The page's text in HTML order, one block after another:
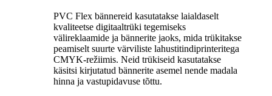
PVC Flex bännereid kasutatakse laialdaselt
kvaliteetse digitaaltrüki tegemiseks
välireklaamide ja bännerite jaoks, mida trükitakse
peamiselt suurte värviliste lahustitindiprinteritega
CMYK-režiimis. Neid trükiseid kasutatakse
käsitsi kirjutatud bännerite asemel nende madala
hinna ja vastupidavuse tõttu.